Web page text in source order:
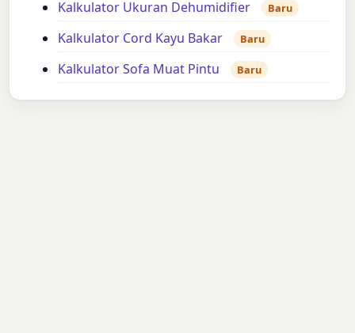
Kalkulator Ukuran Dehumidifier Baru
Kalkulator Cord Kayu Bakar Baru
Kalkulator Sofa Muat Pintu Baru